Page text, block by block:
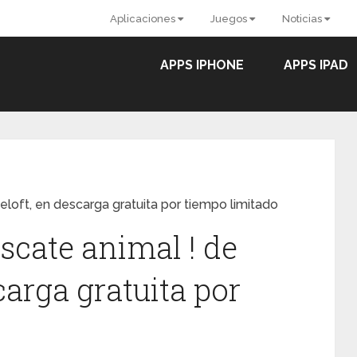
Aplicaciones Juegos Noticias
APPS IPHONE APPS IPAD
en descarga gratuita por tiempo limitado
animal ! de
gratuita por